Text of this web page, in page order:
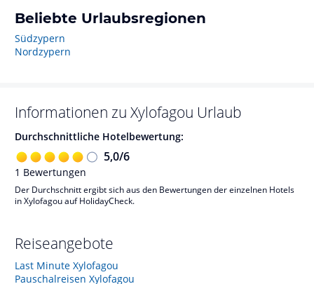
Beliebte Urlaubsregionen
Südzypern
Nordzypern
Informationen zu Xylofagou Urlaub
Durchschnittliche Hotelbewertung:
5,0/6
1 Bewertungen
Der Durchschnitt ergibt sich aus den Bewertungen der einzelnen Hotels
in Xylofagou auf HolidayCheck.
Reiseangebote
Last Minute Xylofagou
Pauschalreisen Xylofagou